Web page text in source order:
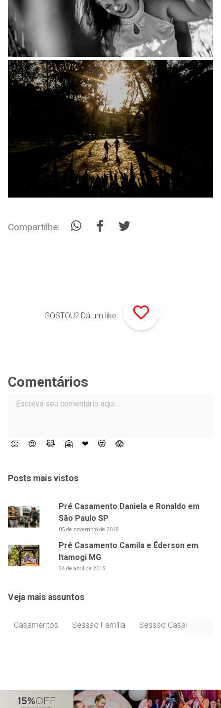
Compartilhe:
GOSTOU? Dá um like
Comentários
👏 😍 😹 🤗 ❤ 😻 😱
Posts mais vistos
Pré Casamento Daniela e Ronaldo em
São Paulo SP
05 de novembro de 2018
Pré Casamento Camila e Éderson em
Itamogi MG
24 de abril de 2015
Veja mais assuntos
Casamentos Sessão Família Sessão Casal